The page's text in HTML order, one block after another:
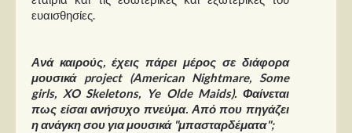
ευαισθησίες.
Ανά καιρούς, έχεις πάρει μέρος σε διάφορα
μουσικά project (American Nightmare, Some
girls, XO Skeletons, Ye Olde Maids). Φαίνεται
πως είσαι ανήσυχο πνεύμα. Από που πηγάζει
η ανάγκη σου για μουσικά "μπασταρδέματα";